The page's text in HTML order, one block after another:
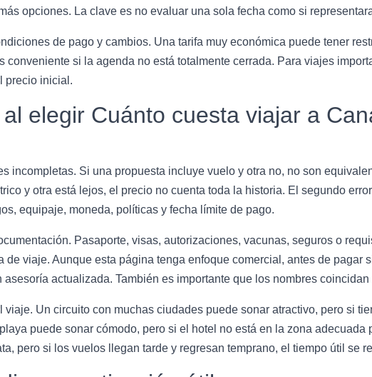
opciones. La clave es no evaluar una sola fecha como si
de pago y cambios. Una tarifa muy económica puede tener
conveniente si la agenda no está totalmente cerrada. Para viajes
precio inicial.
elegir Cuánto cuesta viajar a
incompletas. Si una propuesta incluye vuelo y otra no, no son
y otra está lejos, el precio no cuenta toda la historia. El segundo
equipaje, moneda, políticas y fecha límite de pago.
Pasaporte, visas, autorizaciones, vacunas, seguros o
de viaje. Aunque esta página tenga enfoque comercial, antes de pagar
actualizada. También es importante que los nombres
viaje. Un circuito con muchas ciudades puede sonar atractivo, pero si
puede sonar cómodo, pero si el hotel no está en la zona
pero si los vuelos llegan tarde y regresan temprano, el tiempo útil se